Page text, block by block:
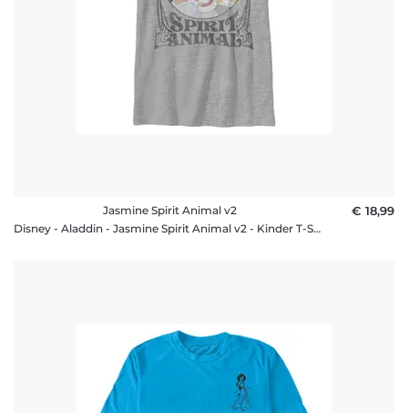
Jasmine Spirit Animal v2
Disney - Aladdin - Jasmine Spirit Animal v2 - Kinder T-Shirt
€ 18,99